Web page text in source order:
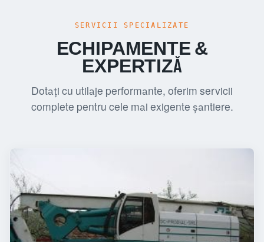
SERVICII SPECIALIZATE
ECHIPAMENTE &
EXPERTIZĂ
Dotați cu utilaje performante, oferim servicii
complete pentru cele mai exigente șantiere.